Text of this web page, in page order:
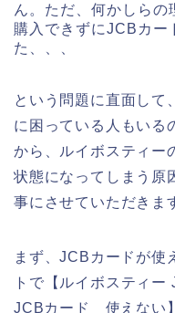
ん。ただ、何かしらの
購入できずにJCBカー
た、、、
という問題に直面して
に困っている人もいる
から、ルイボスティー
状態になってしまう原
事にさせていただきま
まず、JCBカードが使
トで【ルイボスティ
JCBカード 使えない